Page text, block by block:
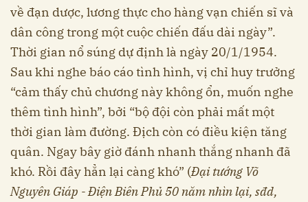
về đạn dược, lương thực cho hàng vạn chiến sĩ và
dân công trong một cuộc chiến đấu dài ngày”.
Thời gian nổ súng dự định là ngày 20/1/1954.
Sau khi nghe báo cáo tình hình, vị chỉ huy trưởng
“cảm thấy chủ chương này không ổn, muốn nghe
thêm tình hình”, bởi “bộ đội còn phải mất một
thời gian làm đường. Địch còn có điều kiện tăng
quân. Ngay bây giờ đánh nhanh thắng nhanh đã
khó. Rồi đây hẳn lại càng khó” (Đại tướng Võ
Nguyên Giáp - Điện Biên Phủ 50 năm nhìn lại, sđd,